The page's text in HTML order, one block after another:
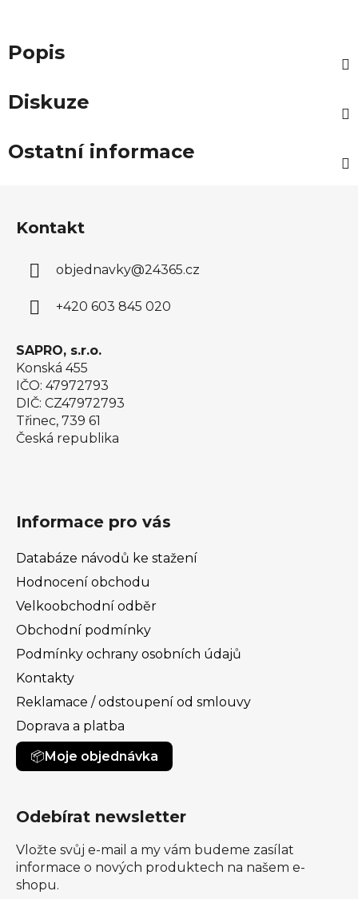
Popis
Diskuze
Ostatní informace
Kontakt
objednavky@24365.cz
+420 603 845 020
SAPRO, s.r.o.
Konská 455
IČO: 47972793
DIČ: CZ47972793
Třinec, 739 61
Česká republika
Informace pro vás
Databáze návodů ke stažení
Hodnocení obchodu
Velkoobchodní odběr
Obchodní podmínky
Podmínky ochrany osobních údajů
Kontakty
Reklamace / odstoupení od smlouvy
Doprava a platba
Moje objednávka
Odebírat newsletter
Vložte svůj e-mail a my vám budeme zasílat
informace o nových produktech na našem e-
shopu.